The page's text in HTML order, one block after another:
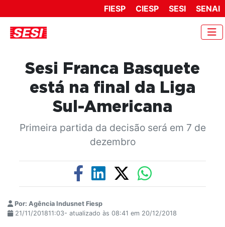
FIESP CIESP SESI SENAI
Sesi Franca Basquete
está na final da Liga
Sul-Americana
Primeira partida da decisão será em 7 de
dezembro
Por: Agência Indusnet Fiesp
21/11/201811:03- atualizado às 08:41 em 20/12/2018